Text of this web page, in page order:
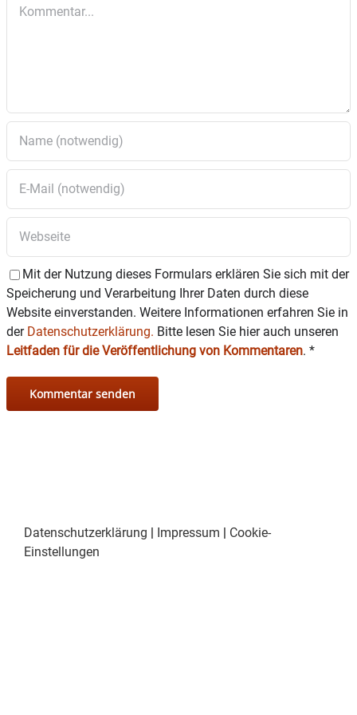
Organisationsteam vom Wirtschafts-Förderungs-
Samstag, Sonntag an allen Adventwochenenden.
Freitag und Samstag ist von 12 bis 21 Uhr geöffnet,
an Sonntagen bis 20 Uhr.
Außerdem haben in diesem Jahr auch an
vierDonnerstagen
21 Uhrgeöffnet.
www.wasserburger-christkindlmarkt.de
Mit der Nutzung dieses Formulars erklären Sie sich mit der
Speicherung und Verarbeitung Ihrer Daten durch diese
Website einverstanden. Weitere Informationen erfahren Sie in
der Datenschutzerklärung. Bitte lesen Sie hier auch unseren
Leitfaden für die Veröffentlichung von Kommentaren. *
Datenschutzerklärung | Impressum | Cookie-
Einstellungen